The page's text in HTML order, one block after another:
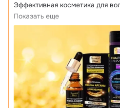
Эффективная косметика для
устраняет выпадение и...
Показать еще